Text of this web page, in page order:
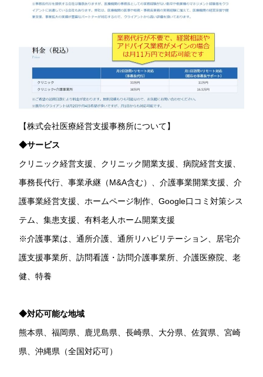
【株式会社医療経営支援事務所について】
◆サービス
クリニック経営支援、クリニック開業支援、病院経営支援、
事務長代行、事業承継（M&A含む）、介護事業開業支援、介
護事業経営支援、ホームページ制作、Google口コミ対策シス
テム、集患支援、有料老人ホーム開業支援
※介護事業は、通所介護、通所リハビリテーション、居宅介
護支援事業所、訪問看護・訪問介護事業所、介護医療院、老
健、特養
◆対応可能な地域
熊本県、福岡県、鹿児島県、長崎県、大分県、佐賀県、宮崎
県、沖縄県（全国対応可）